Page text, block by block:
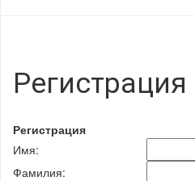
Регистрация
Регистрация
Имя:
Фамилия: